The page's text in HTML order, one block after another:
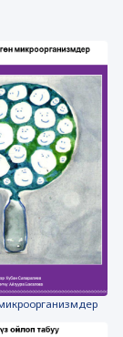
микроорганизмдер